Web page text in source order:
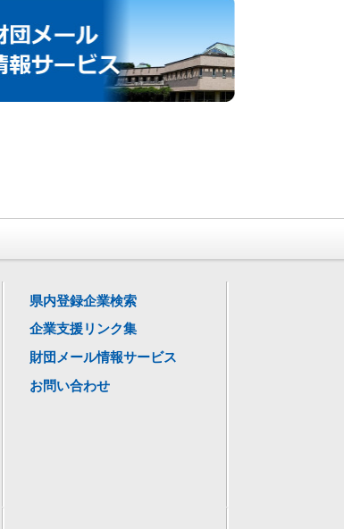
県内登録企業検索
企業支援リンク集
財団メール情報サービス
お問い合わせ